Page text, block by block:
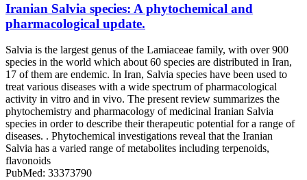
Iranian Salvia species: A phytochemical and
pharmacological update.
Salvia is the largest genus of the Lamiaceae family, with over 900
species in the world which about 60 species are distributed in Iran,
17 of them are endemic. In Iran, Salvia species have been used to
treat various diseases with a wide spectrum of pharmacological
activity in vitro and in vivo. The present review summarizes the
phytochemistry and pharmacology of medicinal Iranian Salvia
species in order to describe their therapeutic potential for a range of
diseases. . Phytochemical investigations reveal that the Iranian
Salvia has a varied range of metabolites including terpenoids,
flavonoids
PubMed: 33373790